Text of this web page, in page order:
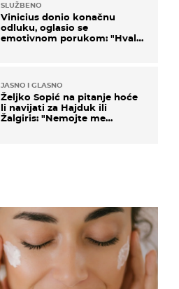
SLUŽBENO
Vinicius donio konačnu
odluku, oglasio se
emotivnom porukom: "Hvala
JASNO I GLASNO
Željko Sopić na pitanje hoće
li navijati za Hajduk ili
Žalgiris: "Nemojte me